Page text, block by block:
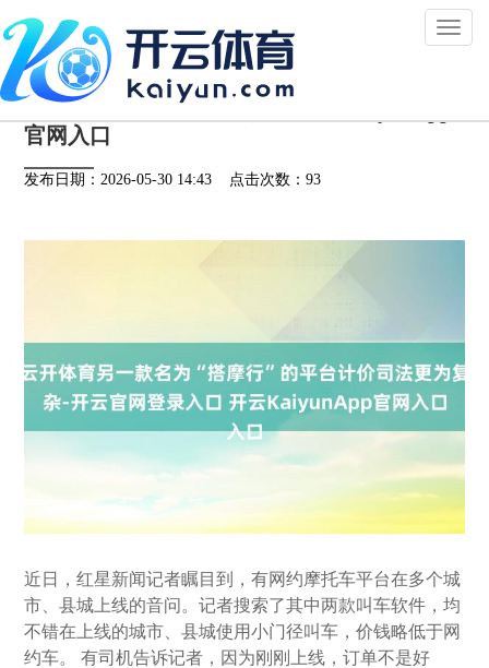
Toggle
云开体育另一款名为“搭摩行”的平台计价司法
更为复杂-开云官网登录入口 开云KaiyunApp
官网入口
发布日期：2026-05-30 14:43 点击次数：93
近日，红星新闻记者瞩目到，有网约摩托车平台在多个城
市、县城上线的音问。记者搜索了其中两款叫车软件，均
不错在上线的城市、县城使用小门径叫车，价钱略低于网
约车。 有司机告诉记者，因为刚刚上线，订单不是好